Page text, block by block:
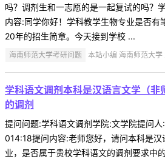
吗？调剂生和一志愿的是一起复试的吗？
内容:同学你好！学科教学生物专业是否有
20年的招生简章。今天接到学校 ...
海南师范大学考研问题 本站小编 海南师范大
学科语文调剂本科是汉语言文学（非
的调剂
提问问题:学科语文调剂学院:文学院提问
014:18提问内容:老师您好，请问本科是汉
业，是否属于贵校学科语文的调剂要求中